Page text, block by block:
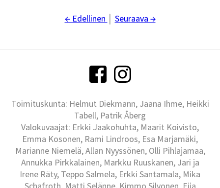
← Edellinen Seuraava →
Toimituskunta: Helmut Diekmann, Jaana Ihme, Heikki
Tabell, Patrik Åberg
Valokuvaajat: Erkki Jaakohuhta, Maarit Koivisto,
Emma Kosonen, Rami Lindroos, Esa Marjamäki,
Marianne Niemelä, Allan Nyyssönen, Olli Pihlajamaa,
Annukka Pirkkalainen, Markku Ruuskanen, Jari ja
Irene Räty, Teppo Salmela, Erkki Santamala, Mika